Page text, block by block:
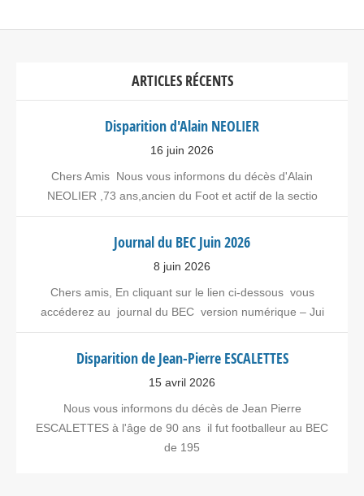
ARTICLES RÉCENTS
Disparition d'Alain NEOLIER
16 juin 2026
Chers Amis Nous vous informons du décès d'Alain
NEOLIER ,73 ans,ancien du Foot et actif de la sectio
Journal du BEC Juin 2026
8 juin 2026
Chers amis, En cliquant sur le lien ci-dessous vous
accéderez au journal du BEC version numérique – Jui
Disparition de Jean-Pierre ESCALETTES
15 avril 2026
Nous vous informons du décès de Jean Pierre
ESCALETTES à l'âge de 90 ans il fut footballeur au BEC
de 195